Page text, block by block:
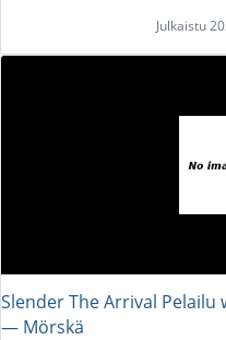
Julkaistu
Slender The Arrival Pelailu
― Mörskä